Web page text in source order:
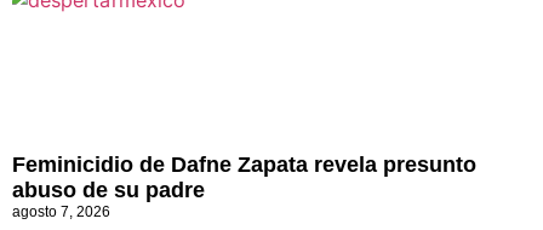
Feminicidio de Dafne Zapata revela presunto
abuso de su padre
agosto 7, 2026